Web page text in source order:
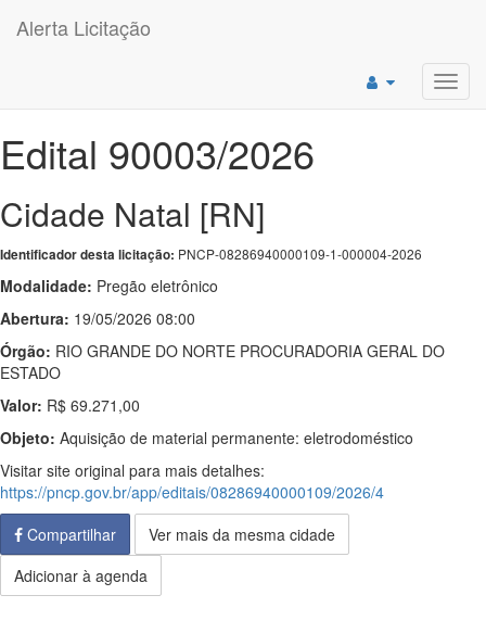
Alerta Licitação
Edital 90003/2026
Cidade Natal [RN]
Identificador desta licitação: PNCP-08286940000109-1-000004-2026
Modalidade: Pregão eletrônico
Abertura: 19/05/2026 08:00
Órgão: RIO GRANDE DO NORTE PROCURADORIA GERAL DO
ESTADO
Valor: R$ 69.271,00
Objeto: Aquisição de material permanente: eletrodoméstico
Visitar site original para mais detalhes:
https://pncp.gov.br/app/editais/08286940000109/2026/4
Compartilhar
Ver mais da mesma cidade
Adicionar à agenda